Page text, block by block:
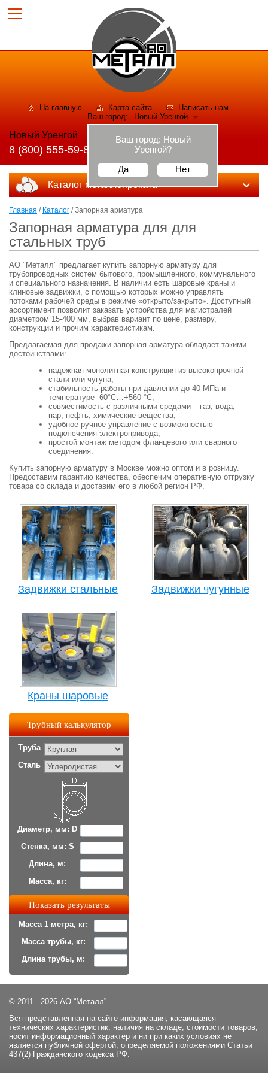
На главную Карта сайта
Написать нам
Ваш город:
Новый Уренгой
Ваш город: Новый
Уренгой?
Да
Нет
Новый Уренгой
8 (800) 555-59-82
Каталог металлопроката
Главная / Каталог / Запорная арматура
Запорная арматура для для
стальных труб
АО "Металл" предлагает купить запорную арматуру для
трубопроводных систем бытового, промышленного, коммунального
и специального назначения. В наличии есть шаровые краны и
клиновые задвижки, с помощью которых можно управлять
потоками рабочей среды в режиме «открыто/закрыто». Доступный
ассортимент позволит заказать устройства для магистралей
диаметром 15-400 мм, выбрав вариант по цене, размеру,
конструкции и прочим характеристикам.
Предлагаемая для продажи запорная арматура обладает такими
достоинствами:
надежная монолитная конструкция из высокопрочной
стали или чугуна;
стабильность работы при давлении до 40 МПа и
температуре -60°C…+560 °C;
совместимость с различными средами – газ, вода,
пар, нефть, химические вещества;
удобное ручное управление с возможностью
подключения электропривода;
простой монтаж методом фланцевого или сварного
соединения.
Купить запорную арматуру в Москве можно оптом и в розницу.
Предоставим гарантию качества, обеспечим оперативную отгрузку
товара со склада и доставим его в любой регион РФ.
Задвижки стальные Задвижки чугунные
Краны шаровые
Трубный калькулятор
Труба
Сталь
Диаметр, мм: D
Стенка, мм: S
Длина, м:
Масса, кг:
Масса 1 метра, кг:
Масса трубы, кг:
Длина трубы, м:
© 2011 - 2026 АО “Металл”
Вся представленная на сайте информация, касающаяся
технических характеристик, наличия на складе, стоимости товаров,
носит информационный характер и ни при каких условиях не
является публичной офертой, определяемой положениями Статьи
437(2) Гражданского кодекса РФ.